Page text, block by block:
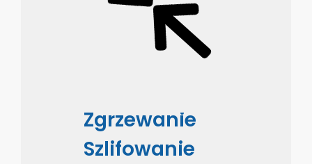
Zgrzewanie
Szlifowanie